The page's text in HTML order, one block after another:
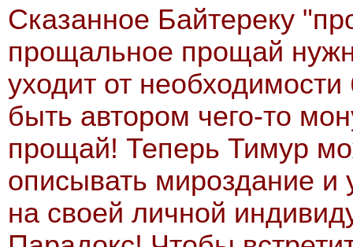
Сказанное Байтереку
прощальное прощай
уходит от
быть автором чего-то
прощай! Теперь Тимур
описывать мироздание и
на своей личной